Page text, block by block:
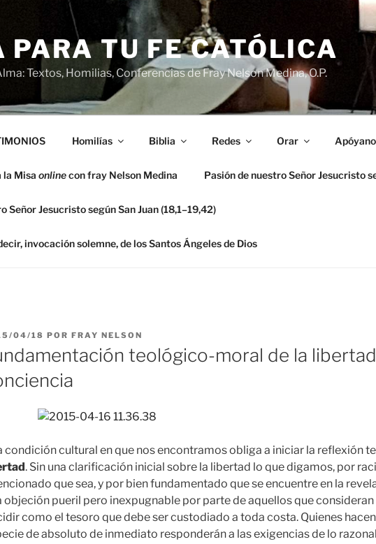
PARA TU FE CATÓLICA
Textos, Homilias, Conferencias de Fray Nelson Medina, O.P.
Homilías Biblia Redes Orar
la Misa onlinecon fray Nelson Medina Pasión de nuestro Señor Jesucristo
Señor Jesucristo según San Juan (18,1–19,42)
invocación solemne, de los Santos Ángeles de Dios
04/18 POR FRAY NELSON
teológico-moral de la
condición cultural en que nos encontramos obliga a iniciar la reflexión
. Sin una clarificación inicial sobre la libertad lo que digamos, por
que sea, y por bien fundamentado que se encuentre en la
objeción pueril pero inexpugnable por parte de aquellos que
como el tesoro que debe ser custodiado a toda costa. Quienes
de absoluto de inmediato responderán a las exigencias de lo